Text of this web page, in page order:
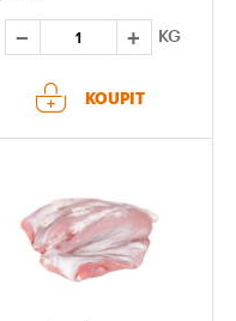
KG
KOUPIT